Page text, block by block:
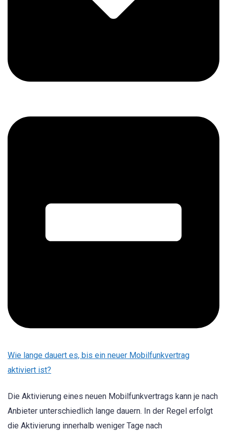
Wie lange dauert es, bis ein neuer Mobilfunkvertrag
aktiviert ist?
Die Aktivierung eines neuen Mobilfunkvertrags kann je nach
Anbieter unterschiedlich lange dauern. In der Regel erfolgt
die Aktivierung innerhalb weniger Tage nach